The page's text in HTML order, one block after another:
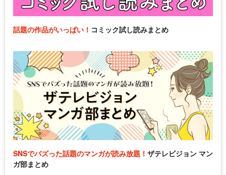
話題の作品がいっぱい！ コミック試し読みまとめ
SNSでバズった話題のマンガが読み放題！ ザテレビジョン マン
ガ部まとめ